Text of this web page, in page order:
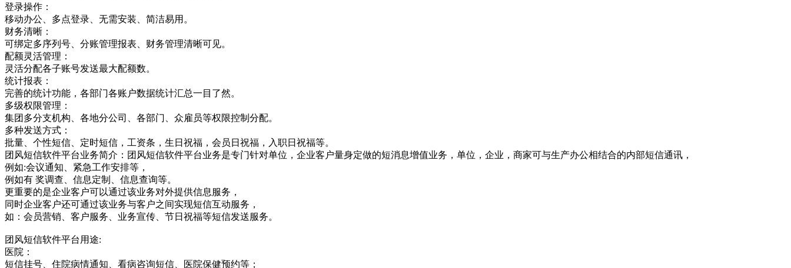
登录操作：
移动办公、多点登录、无需安装、简洁易用。
财务清晰：
可绑定多序列号、分账管理报表、财务管理清晰可见。
配额灵活管理：
灵活分配各子账号发送最大配额数。
统计报表：
完善的统计功能，各部门各账户数据统计汇总一目了然。
多级权限管理：
集团多分支机构、各地分公司、各部门、众雇员等权限控制分配。
多种发送方式：
批量、个性短信、定时短信，工资条，生日祝福，会员日祝福，入职日祝福等。
团风短信软件平台业务简介：团风短信软件平台业务是专门针对单位，企业客户量身定做的短消息增值业务，单位，企业，商家可与生产办公相结合的内部短信通讯，
例如:会议通知、紧急工作安排等，
例如有 奖调查、信息定制、信息查询等。
更重要的是企业客户可以通过该业务对外提供信息服务，
同时企业客户还可通过该业务与客户之间实现短信互动服务，
如：会员营销、客户服务、业务宣传、节日祝福等短信发送服务。
团风短信软件平台用途:
医院：
短信挂号、住院病情通知、看病咨询短信、医院保健预约等；